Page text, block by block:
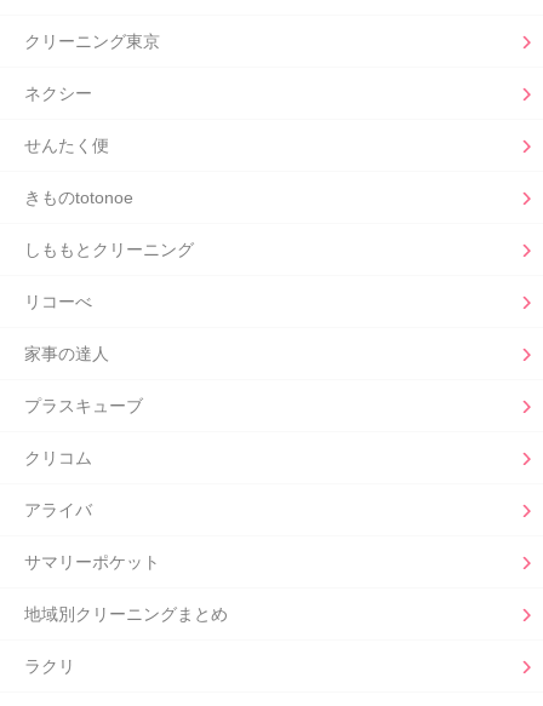
クリーニング東京
ネクシー
せんたく便
きものtotonoe
しももとクリーニング
リコーべ
家事の達人
プラスキューブ
クリコム
アライバ
サマリーポケット
地域別クリーニングまとめ
ラクリ